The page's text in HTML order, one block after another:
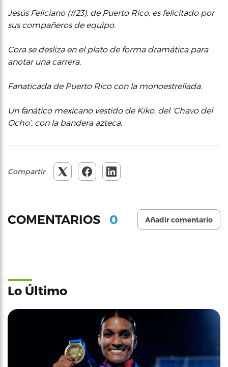
Jesús Feliciano (#23), de Puerto Rico, es felicitado por
sus compañeros de equipo.
Cora se desliza en el plato de forma dramática para
anotar una carrera.
Fanaticada de Puerto Rico con la monoestrellada.
Un fanático mexicano vestido de Kiko, del ‘Chavo del
Ocho’, con la bandera azteca.
Compartir
COMENTARIOS 0 Añadir comentario
Lo Último